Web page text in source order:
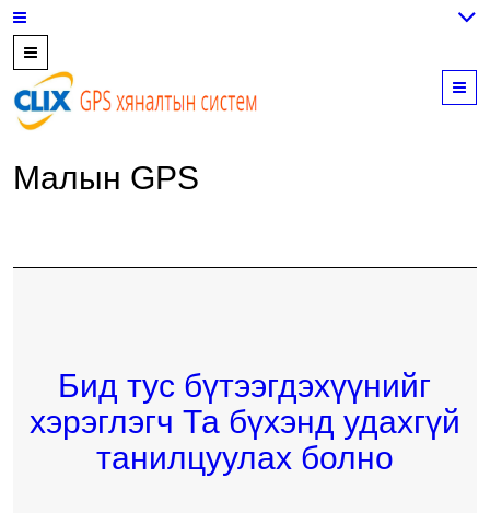
89559964,
952223647
Малын GPS
Бид тус бүтээгдэхүүнийг
хэрэглэгч Та бүхэнд удахгүй
танилцуулах болно